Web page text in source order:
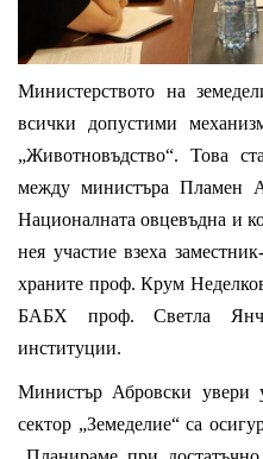
Министерството на
всички допустими
„Животновъдство“. Това
между министъра Пламен
Националната овцевъдна и
нея участие взеха
храните проф. Крум
БАБХ проф. Светла
институции.
Министър Абровски увери
сектор „Земеделие“ са